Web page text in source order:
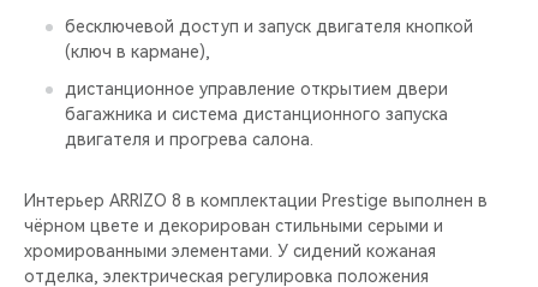
бесключевой доступ и запуск двигателя кнопкой
(ключ в кармане),
дистанционное управление открытием двери
багажника и система дистанционного запуска
двигателя и прогрева салона.
Интерьер ARRIZO 8 в комплектации Prestige выполнен в
чёрном цвете и декорирован стильными серыми и
хромированными элементами. У сидений кожаная
отделка, электрическая регулировка положения